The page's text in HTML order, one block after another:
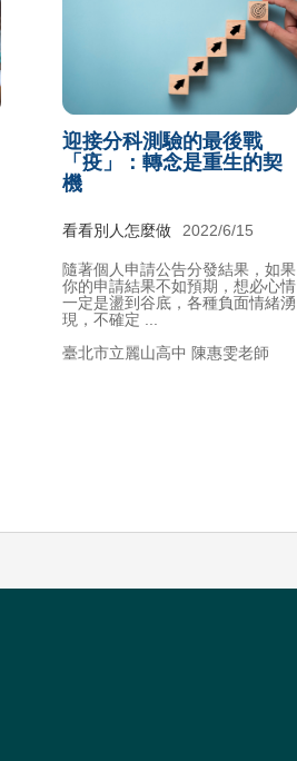
迎接分科測驗的最後戰
「疫」：轉念是重生的契
機
看看別人怎麼做 2022/6/15
隨著個人申請公告分發結果，如果
你的申請結果不如預期，想必心情
一定是盪到谷底，各種負面情緒湧
現，不確定 ...
臺北市立麗山高中 陳惠雯老師